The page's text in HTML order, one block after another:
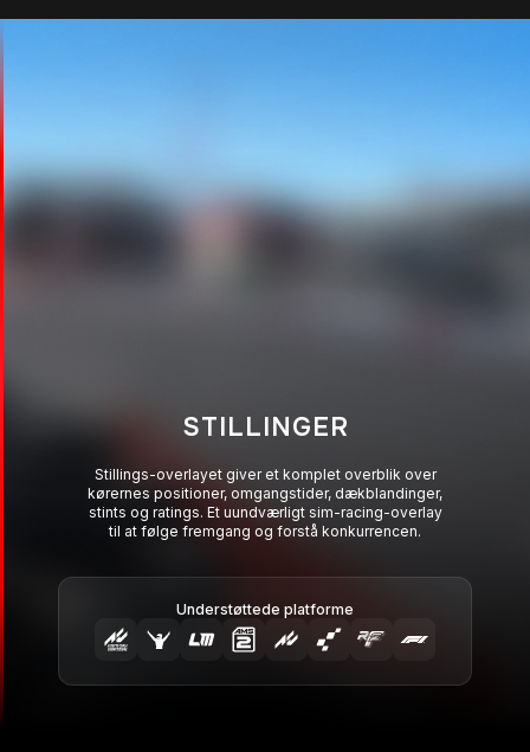
STILLINGER
Stillings-overlayet giver et komplet overblik over
kørernes positioner, omgangstider, dækblandinger,
stints og ratings. Et uundværligt sim-racing-overlay
til at følge fremgang og forstå konkurrencen.
Understøttede platforme